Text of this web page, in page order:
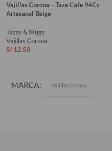
Vajillas Corona – Taza Cafe 94Cc
Artesanal Beige
Tazas & Mugs
Vajillas Corona
S/ 12.50
MARCA Vajillas Corona